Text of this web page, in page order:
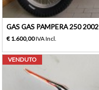
GAS GAS PAMPERA 250 2002
€ 1.600,00IVA Incl.
VENDUTO